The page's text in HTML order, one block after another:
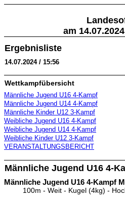
am
Ergebnisliste
14.07.2024 / 15:56
Wettkampfübersicht
Männliche Jugend U16 4-Kampf
Männliche Jugend U14 4-Kampf
Männliche Kinder U12 3-Kampf
Weibliche Jugend U16 4-Kampf
Weibliche Jugend U14 4-Kampf
Weibliche Kinder U12 3-Kampf
VERANSTALTUNGSBERICHT
Männliche Jugend U16 4-
Männliche Jugend U16 4-Kampf
100m - Weit - Kugel (4kg) -